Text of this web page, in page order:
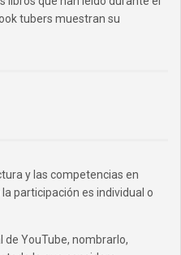
tubers muestran su
y las competencias en
participación es individual o
de YouTube, nombrarlo,